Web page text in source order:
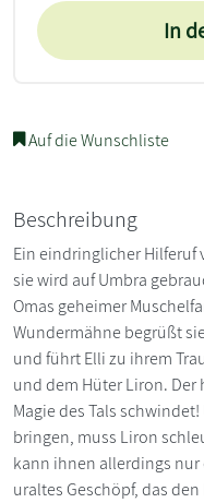
In
Auf die Wunschliste
Beschreibung
Ein eindringlicher Hilferuf
sie wird auf Umbra
Omas geheimer
Wundermähne begrüßt
und führt Elli zu ihrem
und dem Hüter Liron.
Magie des Tals
bringen, muss Liron
kann ihnen allerdings nur
uraltes Geschöpf, das